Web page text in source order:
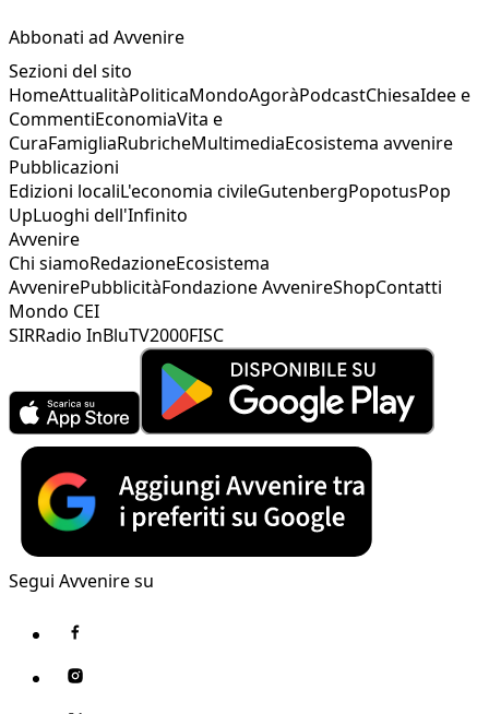
Abbonati ad Avvenire
Sezioni del sito
HomeAttualitàPoliticaMondoAgoràPodcastChiesaIdee e
CommentiEconomiaVita e
CuraFamigliaRubricheMultimediaEcosistema avvenire
Pubblicazioni
Edizioni localiL'economia civileGutenbergPopotusPop
UpLuoghi dell'Infinito
Avvenire
Chi siamoRedazioneEcosistema
AvvenirePubblicitàFondazione AvvenireShopContatti
Mondo CEI
SIRRadio InBluTV2000FISC
Segui Avvenire su